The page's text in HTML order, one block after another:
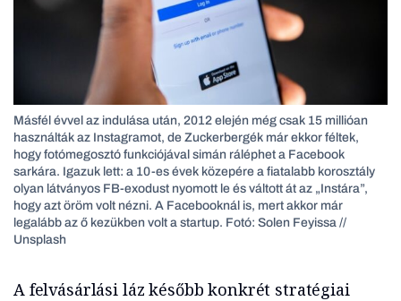
Másfél évvel az indulása után, 2012 elején még csak 15 millióan
használták az Instagramot, de Zuckerbergék már ekkor féltek,
hogy fotómegosztó funkciójával simán ráléphet a Facebook
sarkára. Igazuk lett: a 10-es évek közepére a fiatalabb korosztály
olyan látványos FB-exodust nyomott le és váltott át az „Instára”,
hogy azt öröm volt nézni. A Facebooknál is, mert akkor már
legalább az ő kezükben volt a startup. Fotó: Solen Feyissa //
Unsplash
A felvásárlási láz később konkrét stratégiai